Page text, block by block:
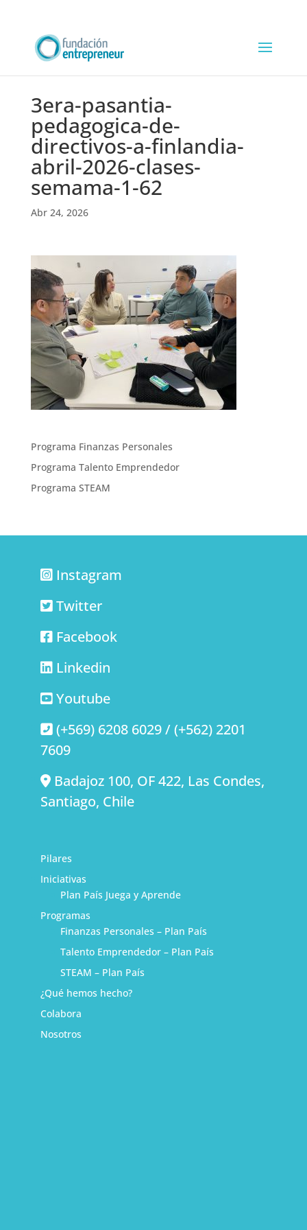
3era-pasantia-
pedagogica-de-
directivos-a-finlandia-
abril-2026-clases-
semama-1-62
Abr 24, 2026
Programa Finanzas Personales
Programa Talento Emprendedor
Programa STEAM
Instagram
Twitter
Facebook
Linkedin
Youtube
(+569) 6208 6029 / (+562) 2201
7609
Badajoz 100, OF 422, Las Condes,
Santiago, Chile
Pilares
Iniciativas
Plan País Juega y Aprende
Programas
Finanzas Personales – Plan País
Talento Emprendedor – Plan País
STEAM – Plan País
¿Qué hemos hecho?
Colabora
Nosotros